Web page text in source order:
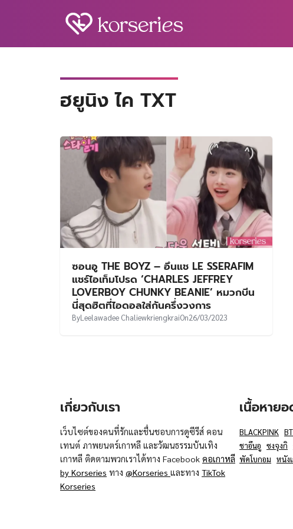
ฮยูนิง ไค TXT
ซอนอู THE BOYZ – อึนแช LE SSERAFIM
แชร์ไอเท็มโปรด ‘CHARLES JEFFREY
LOVERBOY CHUNKY BEANIE’ หมวกบีน
นี่สุดฮิตที่ไอดอลใส่กันครึ่งวงการ
ByLeelawadee ChaliewkriengkraiOn26/03/2023
เกี่ยวกับเรา
เว็บไซต์ของคนที่รักและชื่นชอบการดูซีรีส์ คอน
เทนต์ ภาพยนตร์เกาหลี และวัฒนธรรมบันเทิง
เกาหลี ติดตามพวกเราได้ทาง Facebook คอเกาหลี
by Korseries ทาง @Korseries และทาง TikTok
Korseries
เนื้อหาย
BLACKPINK
ชาอึนอู ซงจุงกิ
พัคโบกอม หนัง